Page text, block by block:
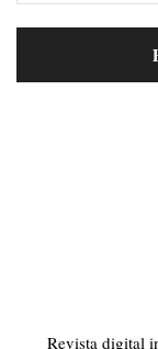
Revista digital